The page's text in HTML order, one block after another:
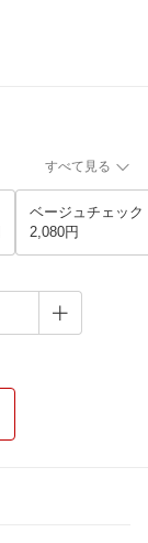
すべて見る
ベージュチェック
2,080円